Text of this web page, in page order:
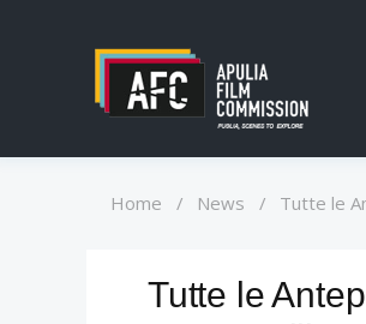
Home / News / Tutte le
Tutte le